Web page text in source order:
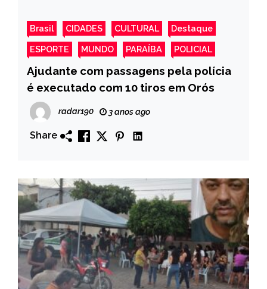
Brasil CIDADES CULTURAL Destaque
ESPORTE MUNDO PARAÍBA POLICIAL
Ajudante com passagens pela polícia
é executado com 10 tiros em Orós
radar190 3 anos ago
Share